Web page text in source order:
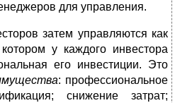
для управления.
затем управляются как
у каждого инвестора
его инвестиции. Это
: профессиональное
снижение затрат;